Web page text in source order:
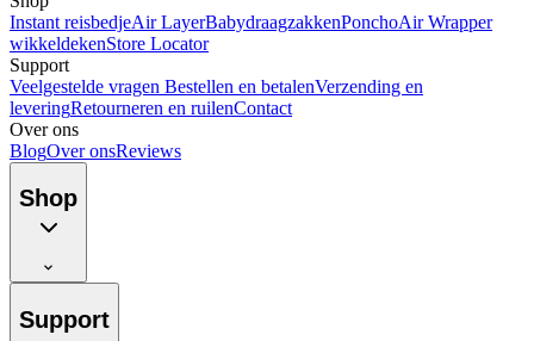
Instant reisbedjeAir LayerBabydraagzakkenPonchoAir Wrapper
wikkeldekenStore Locator
Support
Veelgestelde vragen Bestellen en betalenVerzending en
leveringRetourneren en ruilenContact
Over ons
BlogOver onsReviews
Shop
Support